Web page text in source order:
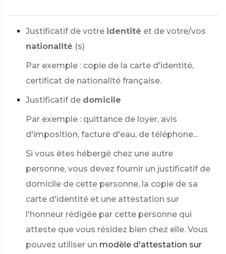
Justificatif de votre identité et de votre/vos
nationalité (s)
Par exemple : copie de la carte d'identité,
certificat de nationalité française.
Justificatif de domicile
Par exemple : quittance de loyer, avis
d'imposition, facture d'eau, de téléphone...
Si vous êtes hébergé chez une autre
personne, vous devez fournir un justificatif de
domicile de cette personne, la copie de sa
carte d'identité et une attestation sur
l'honneur rédigée par cette personne qui
atteste que vous résidez bien chez elle. Vous
pouvez utiliser un modèle d'attestation sur